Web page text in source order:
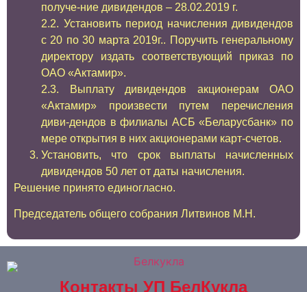
получе-ние дивидендов – 28.02.2019 г.
2.2. Установить период начисления дивидендов
с 20 по 30 марта 2019г.. Поручить генеральному
директору издать соответствующий приказ по
ОАО «Актамир».
2.3. Выплату дивидендов акционерам ОАО
«Актамир» произвести путем перечисления
диви-дендов в филиалы АСБ «Беларусбанк» по
мере открытия в них акционерами карт-счетов.
Установить, что срок выплаты начисленных
дивидендов 50 лет от даты начисления.
Решение принято единогласно.
Председатель общего собрания Литвинов М.Н.
Контакты УП БелКукла